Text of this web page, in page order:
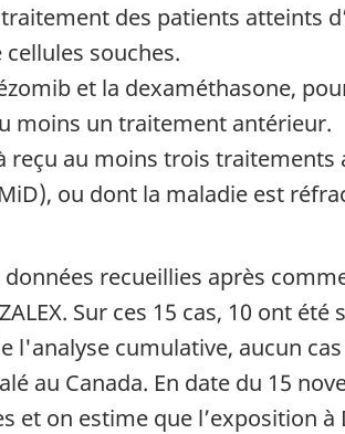
des patients atteints
souches.
et la dexaméthasone,
moins un traitement antérieur.
au moins trois traitements
ou dont la maladie est
recueillies après
Sur ces 15 cas, 10 ont été
l'analyse cumulative, aucun
au Canada. En date du 15
et on estime que l’exposition à